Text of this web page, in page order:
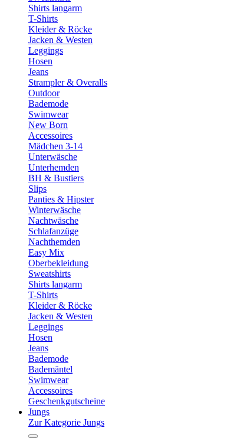
Shirts langarm
T-Shirts
Kleider & Röcke
Jacken & Westen
Leggings
Hosen
Jeans
Strampler & Overalls
Outdoor
Bademode
Swimwear
New Born
Accessoires
Mädchen 3-14
Unterwäsche
Unterhemden
BH & Bustiers
Slips
Panties & Hipster
Winterwäsche
Nachtwäsche
Schlafanzüge
Nachthemden
Easy Mix
Oberbekleidung
Sweatshirts
Shirts langarm
T-Shirts
Kleider & Röcke
Jacken & Westen
Leggings
Hosen
Jeans
Bademode
Bademäntel
Swimwear
Accessoires
Geschenkgutscheine
Jungs
Zur Kategorie Jungs